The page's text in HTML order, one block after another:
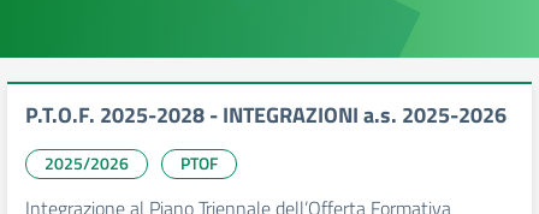
P.T.O.F. 2025-2028 - INTEGRAZIONI a.s. 2025-2026
2025/2026 PTOF
Integrazione al Piano Triennale dell’Offerta Formativa